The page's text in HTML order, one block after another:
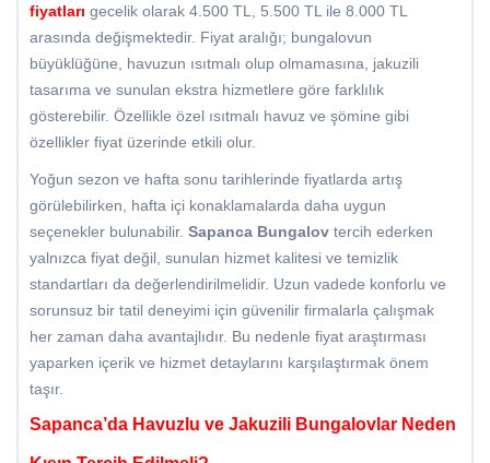
fiyatları gecelik olarak 4.500 TL, 5.500 TL ile 8.000 TL
arasında değişmektedir. Fiyat aralığı; bungalovun
büyüklüğüne, havuzun ısıtmalı olup olmamasına, jakuzili
tasarıma ve sunulan ekstra hizmetlere göre farklılık
gösterebilir. Özellikle özel ısıtmalı havuz ve şömine gibi
özellikler fiyat üzerinde etkili olur.
Yoğun sezon ve hafta sonu tarihlerinde fiyatlarda artış
görülebilirken, hafta içi konaklamalarda daha uygun
seçenekler bulunabilir. Sapanca Bungalov tercih ederken
yalnızca fiyat değil, sunulan hizmet kalitesi ve temizlik
standartları da değerlendirilmelidir. Uzun vadede konforlu ve
sorunsuz bir tatil deneyimi için güvenilir firmalarla çalışmak
her zaman daha avantajlıdır. Bu nedenle fiyat araştırması
yaparken içerik ve hizmet detaylarını karşılaştırmak önem
taşır.
Sapanca’da Havuzlu ve Jakuzili Bungalovlar Neden